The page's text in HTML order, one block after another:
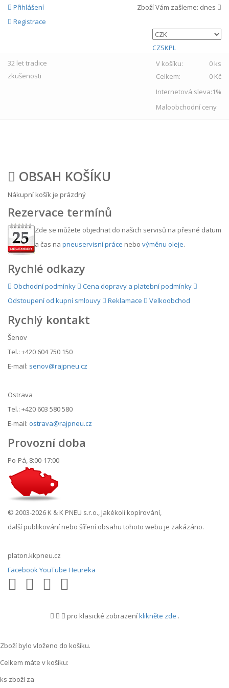
Přihlášení
Registrace
Zboží Vám zašleme: dnes
CZSKPL
32 lettradice
zkušenosti
V košíku:
0 ks
Celkem:
0 Kč
Internetová sleva:1%
Maloobchodní ceny
OBSAH KOŠÍKU
Nákupní košík je prázdný
Rezervace termínů
Zde se můžete objednat do našich servisů na přesné datum
a čas na pneuservisní práce nebo výměnu oleje.
Rychlé odkazy
Obchodní podmínky
Cena dopravy a platební podmínky
Odstoupení od kupní smlouvy
Reklamace Velkoobchod
Rychlý kontakt
Šenov
Tel.: +420 604 750 150
E-mail: senov@rajpneu.cz
Ostrava
Tel.: +420 603 580 580
E-mail: ostrava@rajpneu.cz
Provozní doba
Po-Pá, 8:00-17:00
© 2003-2026 K & K PNEU s.r.o., Jakékoli kopírování,
další publikování nebo šíření obsahu tohoto webu je zakázáno.
platon.kkpneu.cz
FacebookYouTube Heureka
pro klasické zobrazeníklikněte zde .
Zboží bylo vloženo do košíku.
Celkem máte v košíku:
ks zboží za